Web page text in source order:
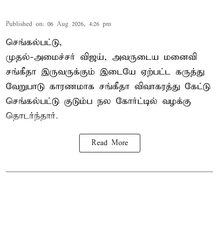
Published on: 06 Aug 2026, 4:26 pm
செங்கல்பட்டு,
முதல்-அமைச்சர் விஜய், அவருடைய மனைவி
சங்கீதா இருவருக்கும் இடையே ஏற்பட்ட கருத்து
வேறுபாடு காரணமாக சங்கீதா விவாகரத்து கேட்டு
செங்கல்பட்டு குடும்ப நல கோர்ட்டில் வழக்கு
தொடர்ந்தார்.
Read More